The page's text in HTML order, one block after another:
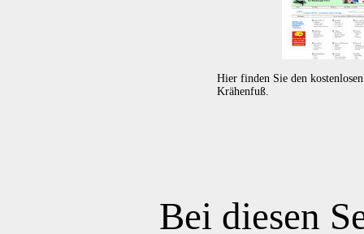
Hier finden Sie den
Krähenfuß.
Bei diesen